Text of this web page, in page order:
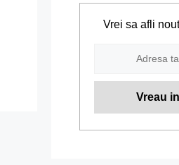
Vrei sa afli